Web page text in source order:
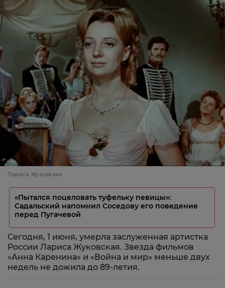
Лариса Жуковская
«Пытался поцеловать туфельку певицы»:
Садальский напомнил Соседову его поведение
перед Пугачевой
Сегодня, 1 июня, умерла заслуженная артистка
России Лариса Жуковская. Звезда фильмов
«Анна Каренина» и «Война и мир» меньше двух
недель не дожила до 89-летия.